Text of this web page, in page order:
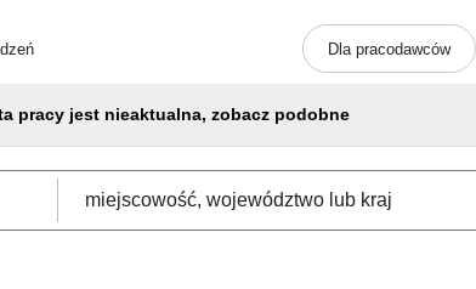
Dla pracodawców
pracy jest nieaktualna, zobacz podobne